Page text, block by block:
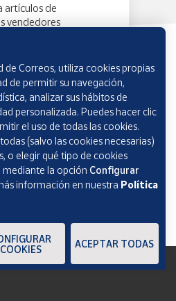
artículos de
vendedores
de Correos, utiliza cookies propias
de permitir su navegación,
analizar sus hábitos de
personalizada. Puedes hacer clic
el uso de todas las cookies.
(salvo las cookies necesarias)
o elegir qué tipo de cookies
mediante la opción Configurar
información en nuestra Política
COOKIES
ACEPTAR TODAS